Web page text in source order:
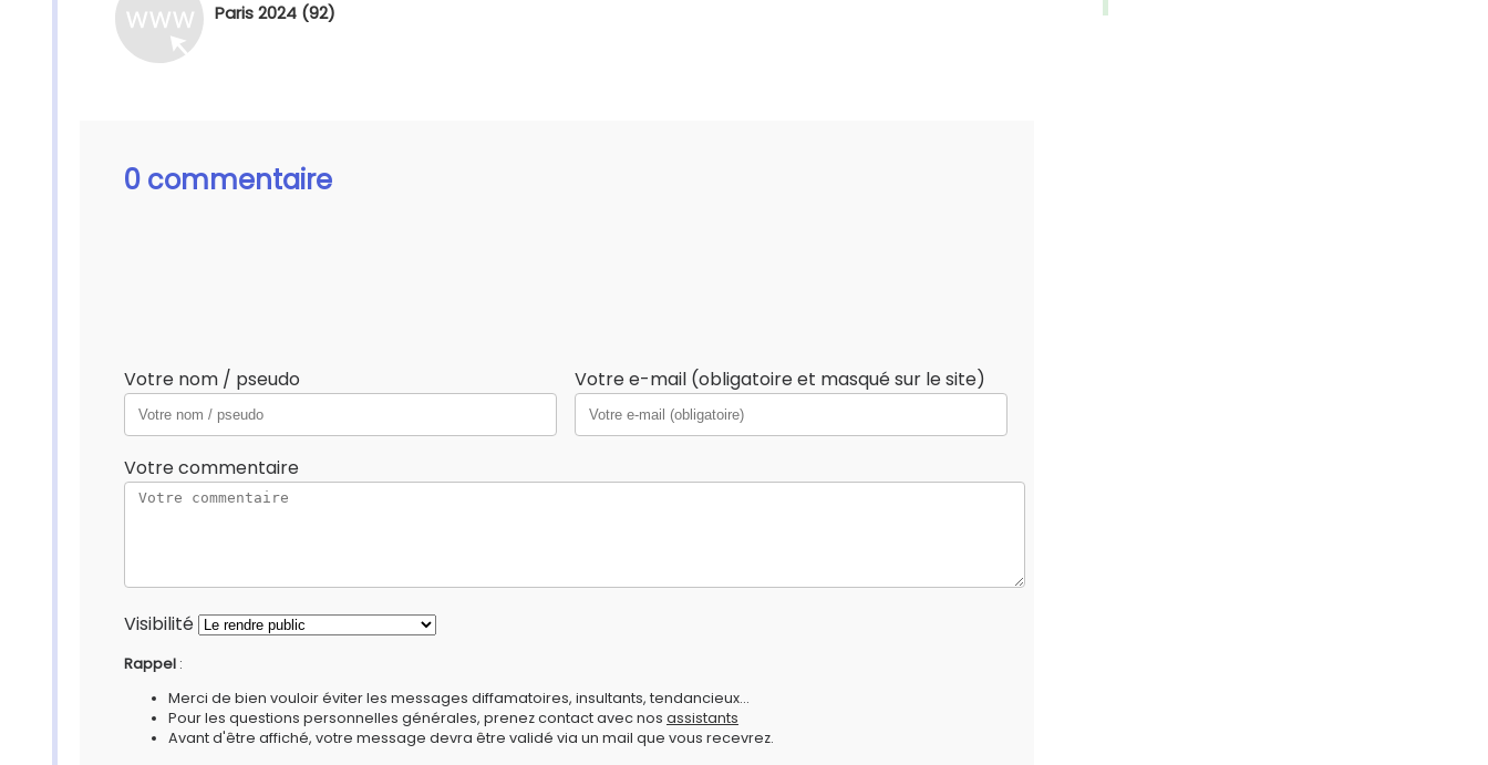
Paris 2024 (92)
0 commentaire
Votre nom / pseudo Votre e-mail (obligatoire et masqué sur le site)
Votre commentaire
Visibilité
Rappel :
Merci de bien vouloir éviter les messages diffamatoires, insultants, tendancieux...
Pour les questions personnelles générales, prenez contact avec nos assistants
Avant d'être affiché, votre message devra être validé via un mail que vous recevrez.